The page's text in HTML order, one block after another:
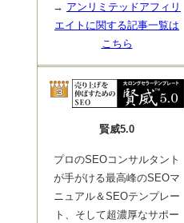
→ アンリミテッドアフィリ
エイトに関する記事一覧は
こちら
賢威5.0
プロのSEOコンサルタント
が手がける最高峰のSEOマ
ニュアル＆SEOテンプレー
ト、そして超濃厚なサポー